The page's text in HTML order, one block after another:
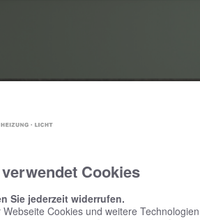
LIFESTYLE-BAD
Cookies
Sie jederzeit widerrufen.
Cookies und weitere